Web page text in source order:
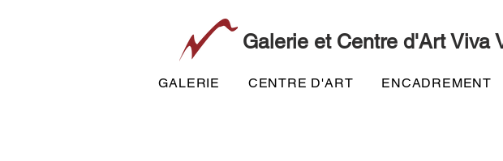
Galerie et Centre d'Art Viva
GALERIE CENTRE D'ART ENCADREMENT